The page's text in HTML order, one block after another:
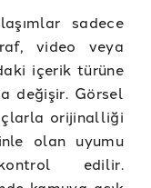
sadece
video veya
içerik türüne
değişir. Görsel
orijinalliği
olan uyumu
edilir.